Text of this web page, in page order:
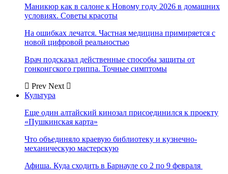
Маникюр как в салоне к Новому году 2026 в домашних
условиях. Советы красоты
На ошибках лечатся. Частная медицина примиряется с
новой цифровой реальностью
Врач подсказал действенные способы защиты от
гонконгского гриппа. Точные симптомы
Prev Next
Культура
Еще один алтайский кинозал присоединился к проекту
«Пушкинская карта»
Что объединяло краевую библиотеку и кузнечно-
механическую мастерскую
Афиша. Куда сходить в Барнауле со 2 по 9 февраля